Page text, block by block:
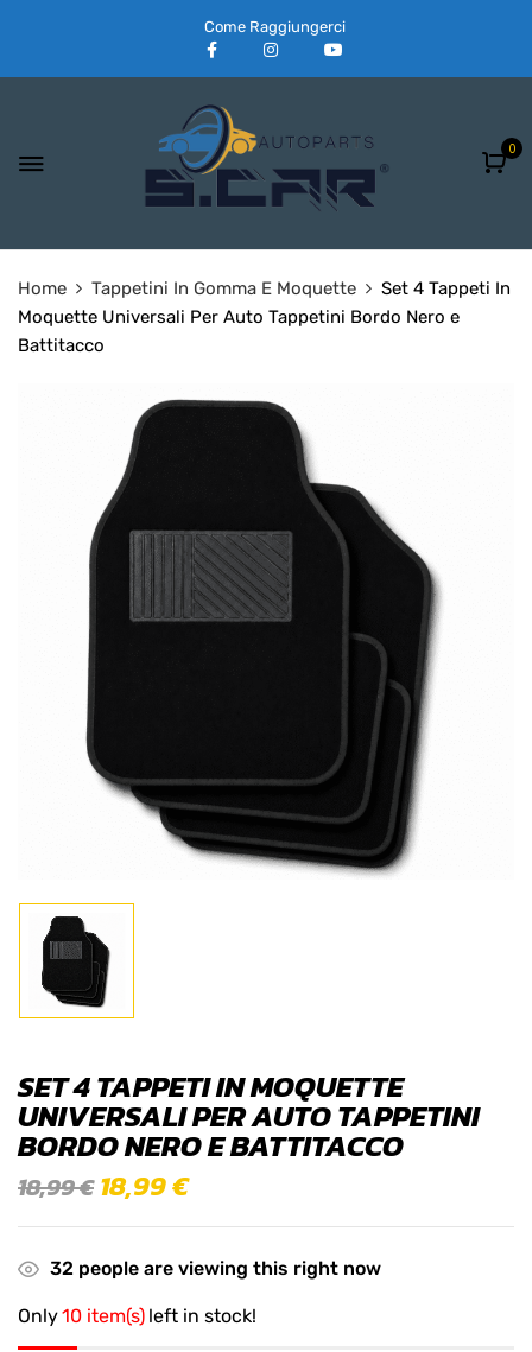
Come Raggiungerci
0
Home Tappetini In Gomma E Moquette
Set 4 Tappeti In
Moquette Universali Per Auto Tappetini Bordo Nero e
Battitacco
SET 4 TAPPETI IN MOQUETTE
UNIVERSALI PER AUTO TAPPETINI
BORDO NERO E BATTITACCO
18,99€ 18,99€
32 people are viewing this right now
Only10 item(s) left in stock!